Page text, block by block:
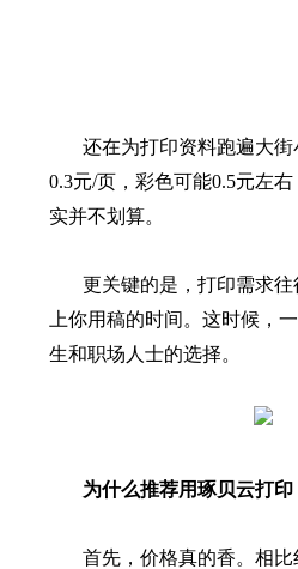
还在为打印资料跑遍大
0.3元/页，彩色可能0.5元左
实并不划算。
更关键的是，打印需求
上你用稿的时间。这时候
生和职场人士的选择。
为什么推荐用琢贝云打印
首先，价格真的香。相